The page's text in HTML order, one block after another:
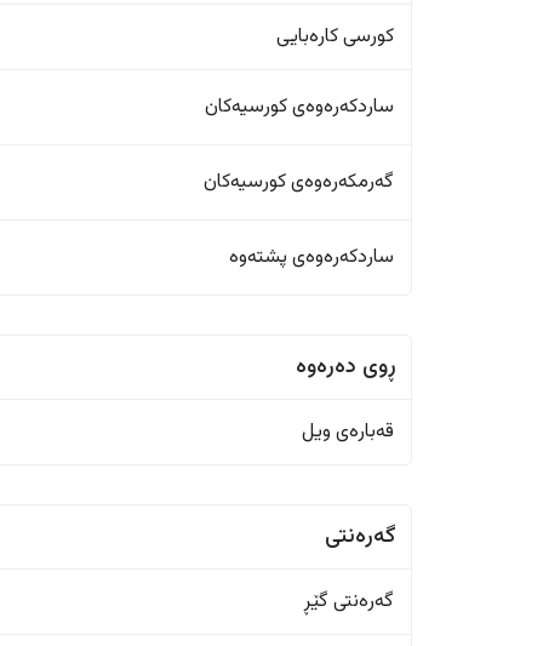
کورسی کارەبایی
ساردکەرەوەی کورسیەکان
گەرمکەرەوەی کورسیەکان
ساردکەرەوەی پشتەوە
ڕوی دەرەوە
قەبارەی ویل
گەرەنتی
گەرەنتی گێڕ